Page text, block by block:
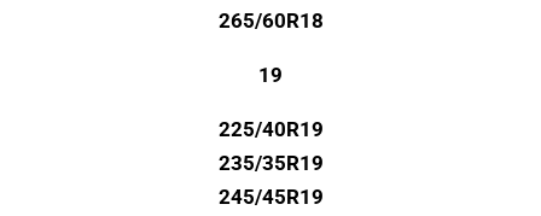
265/60R18
19
225/40R19
235/35R19
245/45R19